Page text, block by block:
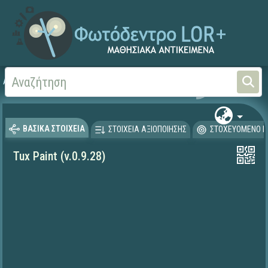
Αρχική ΦΟΡΕΙΣ ΚΑΙ ΠΑΝΕΠΙΣΤΗΜΙΑ Deti-
ΒΑΣΙΚΑ ΣΤΟΙΧΕΙΑ ΣΤΟΙΧΕΙΑ ΑΞΙΟΠΟΙΗΣΗΣ ΣΤΟΧΕΥΟΜΕΝΟ
Tux Paint (v.0.9.28)